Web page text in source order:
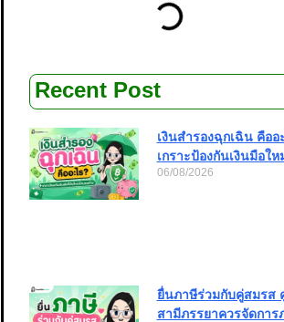
Recent Post
เงินสำรองฉุกเฉิน คืออ
เกราะป้องกันเงินมือให
06/08/2026
ยื่นภาษีร่วมกับคู่สมรส
สามีภรรยาควรจัดการ